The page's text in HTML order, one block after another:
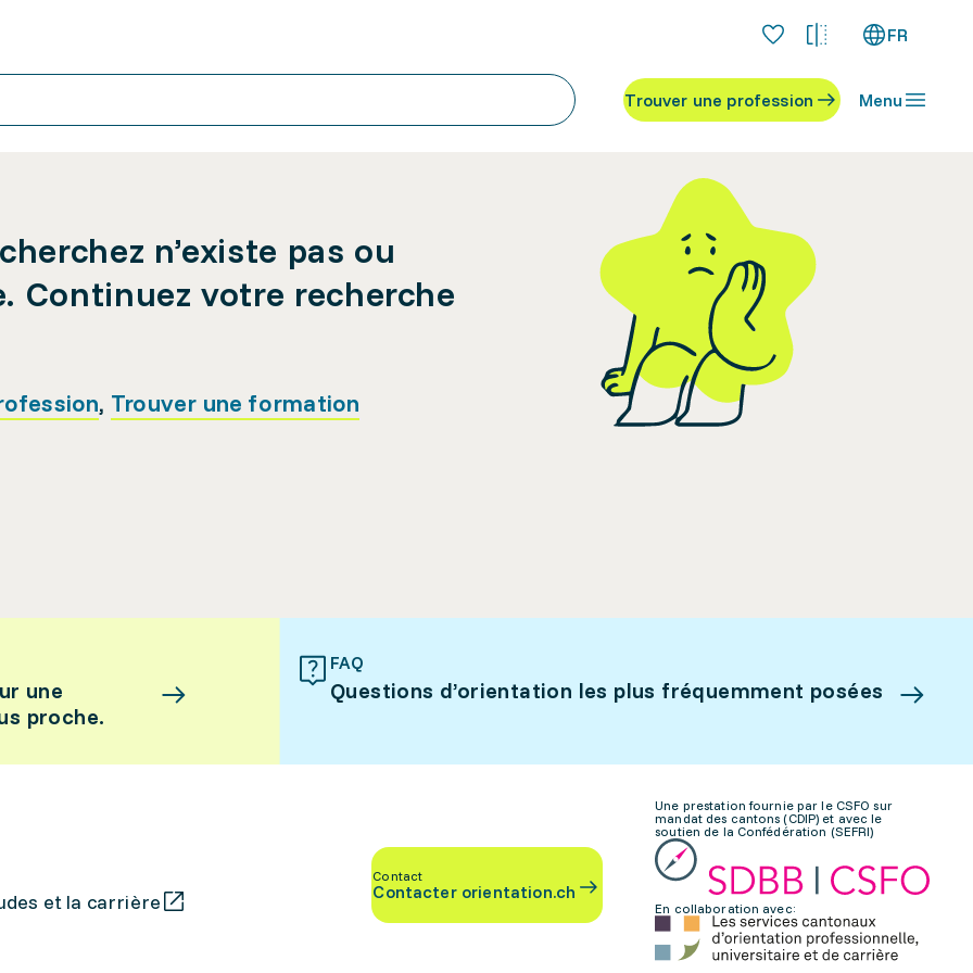
FR
Trouver une profession Menu
n’existe pas ou
Continuez votre recherche
, Trouver une formation
une
proche.
FAQ
Questions d’orientation les plus fréquemment posées
et la carrière
Contact
Contacter orientation.ch
Une prestation fournie par le CSFO sur
mandat des cantons (CDIP) et avec le
soutien de la Confédération (SEFRI)
En collaboration avec: